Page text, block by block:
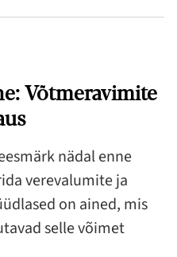
Võtmeravimite
nädal enne
verevalumite ja
on ained, mis
selle võimet